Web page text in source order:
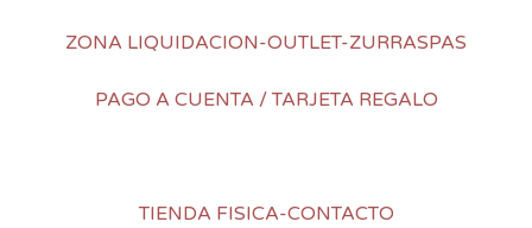
ZONA LIQUIDACION-OUTLET-ZURRASPAS
PAGO A CUENTA / TARJETA REGALO
TIENDA FISICA-CONTACTO